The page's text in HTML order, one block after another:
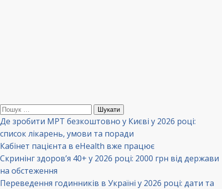
Пошук:
Де зробити МРТ безкоштовно у Києві у 2026 році:
список лікарень, умови та поради
Кабінет пацієнта в eHealth вже працює
Скринінг здоров’я 40+ у 2026 році: 2000 грн від держави
на обстеження
Переведення годинників в Україні у 2026 році: дати та